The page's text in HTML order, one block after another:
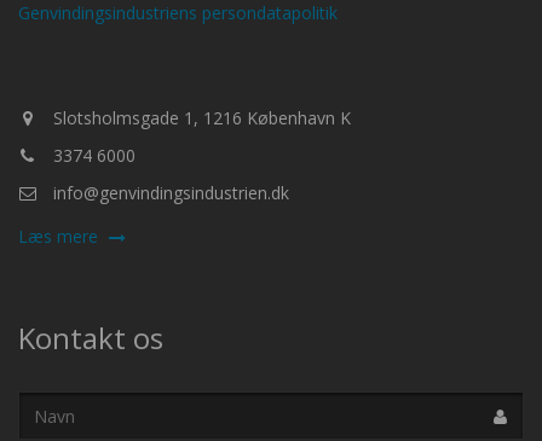
Genvindingsindustriens persondatapolitik
Slotsholmsgade 1, 1216 København K
3374 6000
info@genvindingsindustrien.dk
Læs mere
Kontakt os